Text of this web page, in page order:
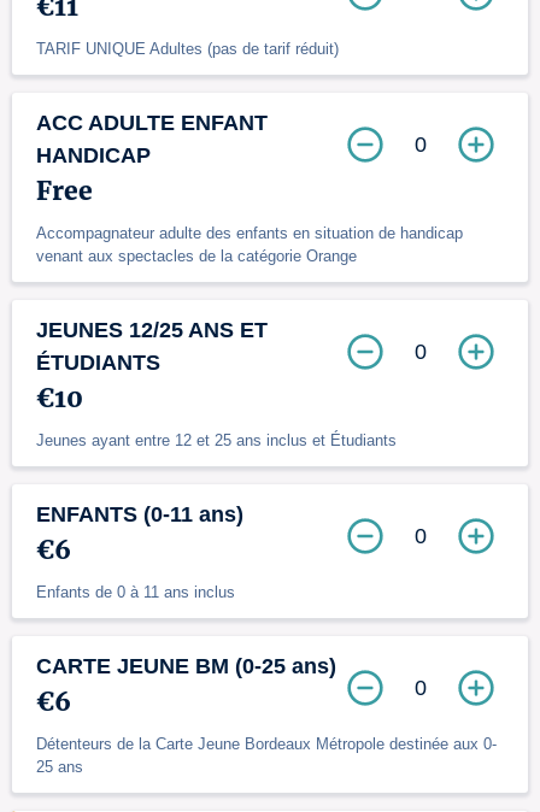
€11
TARIF UNIQUE Adultes (pas de tarif réduit)
ACC ADULTE ENFANT
HANDICAP
Free
Accompagnateur adulte des enfants en situation de handicap
venant aux spectacles de la catégorie Orange
0
JEUNES 12/25 ANS ET
ÉTUDIANTS
€10
Jeunes ayant entre 12 et 25 ans inclus et Étudiants
0
ENFANTS (0-11 ans)
€6
Enfants de 0 à 11 ans inclus
0
CARTE JEUNE BM (0-25 ans)
€6
Détenteurs de la Carte Jeune Bordeaux Métropole destinée aux 0-
25 ans
0